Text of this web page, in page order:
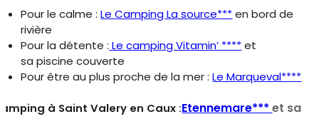
Pour le calme :Le Camping La source*** en bord de
rivière
Pour la détente : Le camping Vitamin’ **** et
sa piscine couverte
Pour être au plus proche de la mer :Le Marqueval****
à Saint Valery en Caux :Etennemare***et sa